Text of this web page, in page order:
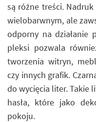
są różne treści.
wielobarwnym, ale
odporny na działanie
pleksi pozwala
tworzenia witryn,
czy innych grafik.
do wycięcia liter. Takie
hasła, które jako
pokoju.